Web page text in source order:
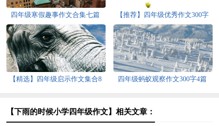
四年级寒假趣事作文合集七篇
【推荐】四年级优秀作文300字
汇编9篇
【精选】四年级启示作文集合8
四年级蚂蚁观察作文300字4篇
【下雨的时候小学四年级作文】相关文章：